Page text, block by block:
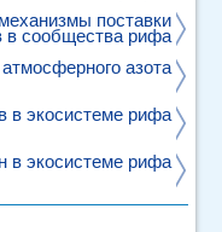
поставки
в сообщества рифа
азота
в экосистеме рифа
в экосистеме рифа